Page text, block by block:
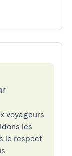
voyageurs
les
le respect